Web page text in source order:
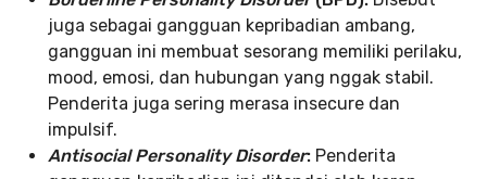
juga sebagai gangguan kepribadian ambang,
gangguan ini membuat sesorang memiliki perilaku,
mood, emosi, dan hubungan yang nggak stabil.
Penderita juga sering merasa insecure dan
impulsif.
Antisocial Personality Disorder: Penderita